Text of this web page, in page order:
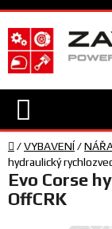
Přejít
na
obsah
TECHNIKA
VYBAVENÍ
Domů
/VYBAVENÍ/
hydraulický
Evo Corse
OffCRK